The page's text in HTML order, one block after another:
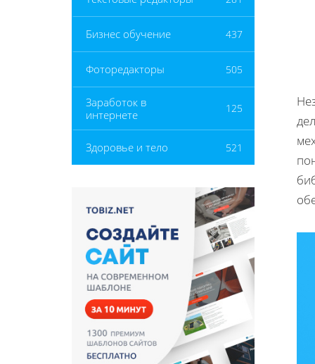
Бизнес обучение 437
Фоторедакторы 505
Заработок в
интернете
125
Здоровье и тело 521